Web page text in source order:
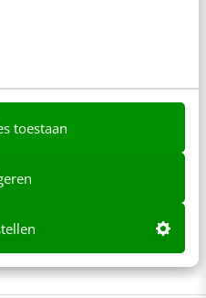
toestaan
je praktische tips om
nemen. Leer hoe je jouw
en inzetten voor
waardepropositie en
Schrijf je in